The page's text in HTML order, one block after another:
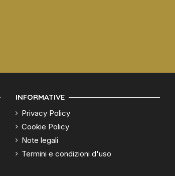
INFORMATIVE
Privacy Policy
Cookie Policy
Note legali
Termini e condizioni d'uso